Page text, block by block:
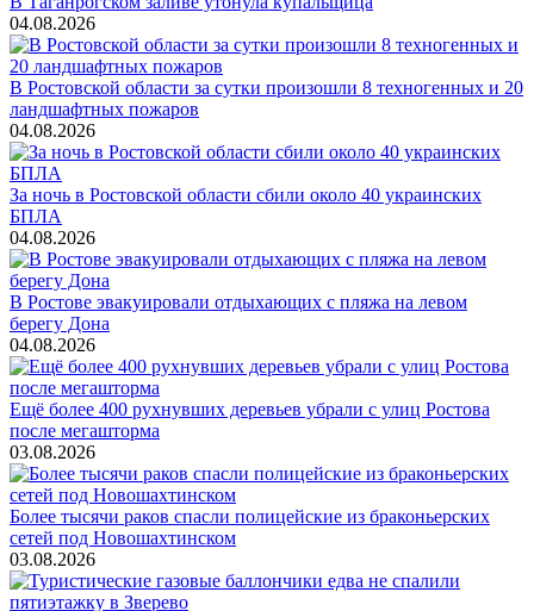
04.08.2026
В Ростовской области за сутки произошли 8 техногенных и 20
ландшафтных пожаров
04.08.2026
За ночь в Ростовской области сбили около 40 украинских
БПЛА
04.08.2026
В Ростове эвакуировали отдыхающих с пляжа на левом
берегу Дона
04.08.2026
Ещё более 400 рухнувших деревьев убрали с улиц Ростова
после мегашторма
03.08.2026
Более тысячи раков спасли полицейские из браконьерских
сетей под Новошахтинском
03.08.2026